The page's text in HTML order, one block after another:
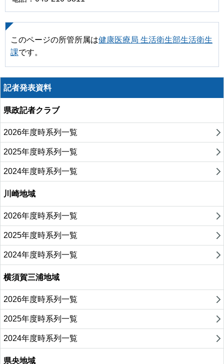
このページの所管所属は健康医療局 生活衛生部生活衛生
課です。
記者発表資料
県政記者クラブ
2026年度時系列一覧
2025年度時系列一覧
2024年度時系列一覧
川崎地域
2026年度時系列一覧
2025年度時系列一覧
2024年度時系列一覧
横須賀三浦地域
2026年度時系列一覧
2025年度時系列一覧
2024年度時系列一覧
県央地域